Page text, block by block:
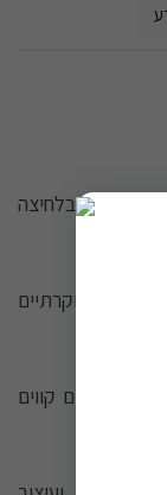
פתיחה בלחיצה
עץ יוקרתיים
המחפשים קווים